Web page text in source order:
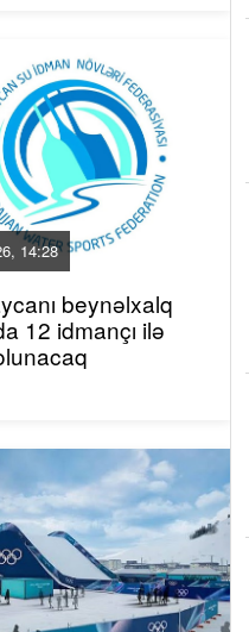
14:28
beynəlxalq
12 idmançı ilə